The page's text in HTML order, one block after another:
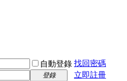
自動登錄 找回密碼
登錄
立即註冊